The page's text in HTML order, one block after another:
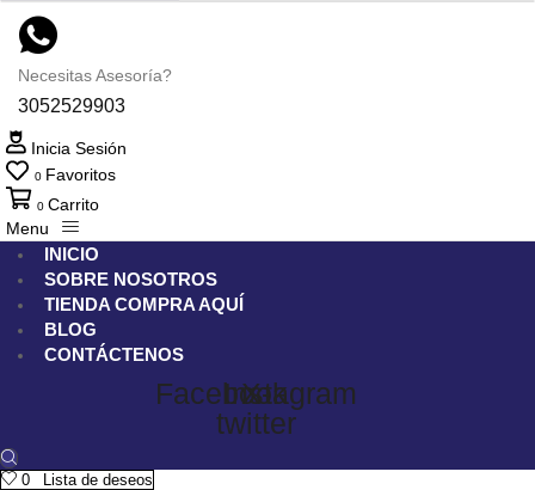
Necesitas Asesoría?
3052529903
Inicia Sesión
0 Favoritos
0 Carrito
Menu
INICIO
SOBRE NOSOTROS
TIENDA COMPRA AQUÍ
BLOG
CONTÁCTENOS
Facebook
X-
twitter
Instagram
0 Lista de deseos